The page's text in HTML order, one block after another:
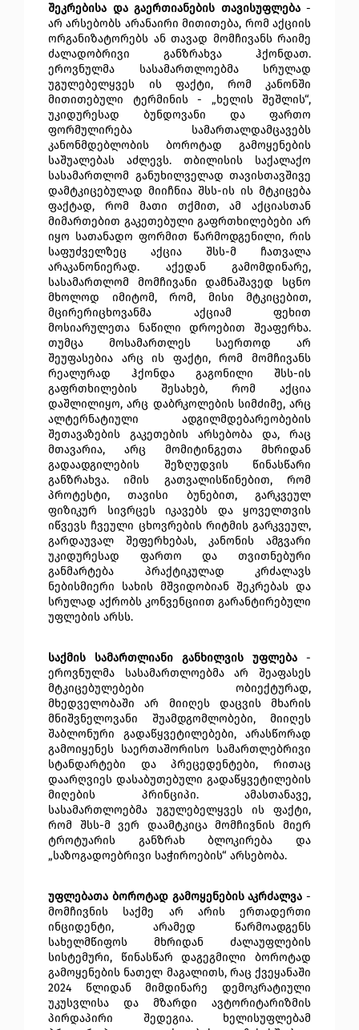
შეკრებისა და გაერთიანების თავისუფლება -
არ არსებობს არანაირი მითითება, რომ აქციის
ორგანიზატორებს ან თავად მომჩივანს რაიმე
ძალადობრივი განზრახვა ჰქონდათ.
ეროვნულმა სასამართლოებმა სრულად
უგულებელყვეს ის ფაქტი, რომ კანონში
მითითებული ტერმინის - „ხელის შეშლის“,
უკიდურესად ბუნდოვანი და ფართო
ფორმულირება სამართალდამცავებს
კანონმდებლობის ბოროტად გამოყენების
საშუალებას აძლევს. თბილისის საქალაქო
სასამართლომ განუხილველად თავისთავშივე
დამტკიცებულად მიიჩნია შსს-ის ის მტკიცება
ფაქტად, რომ მათი თქმით, ამ აქციასთან
მიმართებით გაკეთებული გაფრთხილებები არ
იყო სათანადო ფორმით წარმოდგენილი, რის
საფუძველზეც აქცია შსს-მ ჩათვალა
არაკანონიერად. აქედან გამომდინარე,
სასამართლომ მომჩივანი დამნაშავედ სცნო
მხოლოდ იმიტომ, რომ, მისი მტკიცებით,
მცირერიცხოვანმა აქციამ ფეხით
მოსიარულეთა ნაწილი დროებით შეაფერხა.
თუმცა მოსამართლეს საერთოდ არ
შეუფასებია არც ის ფაქტი, რომ მომჩივანს
რეალურად ჰქონდა გაგონილი შსს-ის
გაფრთხილების შესახებ, რომ აქცია
დაშლილიყო, არც დაბრკოლების სიმძიმე, არც
ალტერნატიული ადგილმდებარეობების
შეთავაზების გაკეთების არსებობა და, რაც
მთავარია, არც მომიტინგეთა მხრიდან
გადაადგილების შეზღუდვის წინასწარი
განზრახვა. იმის გათვალისწინებით, რომ
პროტესტი, თავისი ბუნებით, გარკვეულ
ფიზიკურ სივრცეს იკავებს და ყოველთვის
იწვევს ჩვეული ცხოვრების რიტმის გარკვეულ,
გარდაუვალ შეფერხებას, კანონის ამგვარი
უკიდურესად ფართო და თვითნებური
განმარტება პრაქტიკულად კრძალავს
ნებისმიერი სახის მშვიდობიან შეკრებას და
სრულად აქრობს კონვენციით გარანტირებული
უფლების არსს.
საქმის სამართლიანი განხილვის უფლება -
ეროვნულმა სასამართლოებმა არ შეაფასეს
მტკიცებულებები ობიექტურად,
მხედველობაში არ მიიღეს დაცვის მხარის
მნიშვნელოვანი შუამდგომლობები, მიიღეს
შაბლონური გადაწყვეტილებები, არასწორად
გამოიყენეს საერთაშორისო სამართლებრივი
სტანდარტები და პრეცედენტები, რითაც
დაარღვიეს დასაბუთებული გადაწყვეტილების
მიღების პრინციპი. ამასთანავე,
სასამართლოებმა უგულებელყვეს ის ფაქტი,
რომ შსს-მ ვერ დაამტკიცა მომჩივნის მიერ
ტროტუარის განზრახ ბლოკირება და
„საზოგადოებრივი საჭიროების“ არსებობა.
უფლებათა ბოროტად გამოყენების აკრძალვა -
მომჩივნის საქმე არ არის ერთადერთი
ინციდენტი, არამედ წარმოადგენს
სახელმწიფოს მხრიდან ძალაუფლების
სისტემური, წინასწარ დაგეგმილი ბოროტად
გამოყენების ნათელ მაგალითს, რაც ქვეყანაში
2024 წლიდან მიმდინარე დემოკრატიული
უკუსვლისა და მზარდი ავტორიტარიზმის
პირდაპირი შედეგია. ხელისუფლებამ